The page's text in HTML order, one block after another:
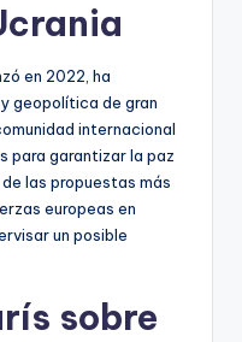
en 2022, ha
geopolítica de gran
internacional
para garantizar la paz
las propuestas más
europeas en
un posible
sobre